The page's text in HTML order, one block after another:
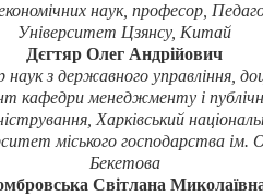
наук, професор,
Університет Цзянсу, Китай
Дєгтяр Олег Андрійович
наук з державного управління,
кафедри менеджменту і
Харківський
міського господарства ім.
Бекетова
Світлана